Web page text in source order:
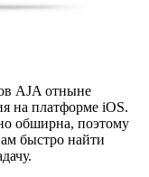
AJA отныне
на платформе iOS.
обширна, поэтому
быстро найти